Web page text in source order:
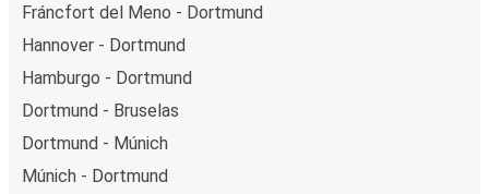
Fráncfort del Meno - Dortmund
Hannover - Dortmund
Hamburgo - Dortmund
Dortmund - Bruselas
Dortmund - Múnich
Múnich - Dortmund